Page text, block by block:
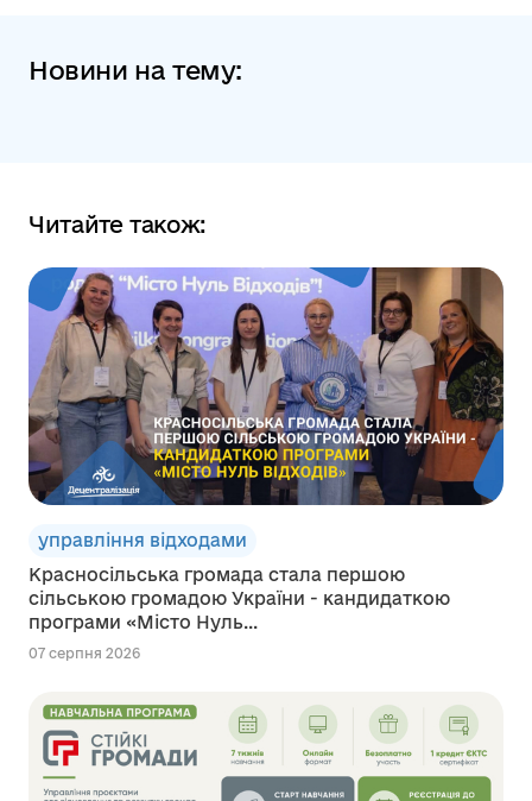
Новини на тему:
Читайте також:
управління відходами
Красносільська громада стала першою
сільською громадою України - кандидаткою
програми «Місто Нуль...
07 серпня 2026